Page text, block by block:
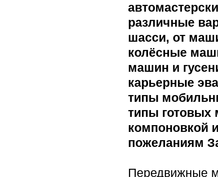
различные
шасси, от
колёсные
машин и
карьерные
типы
типы готовых
компоновкой
пожеланиям
Передвижные